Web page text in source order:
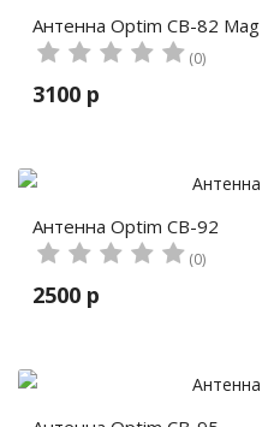
Антенна Optim CB-82 Mag
(0)
3100 р
Антенна Optim CB-92
(0)
2500 р